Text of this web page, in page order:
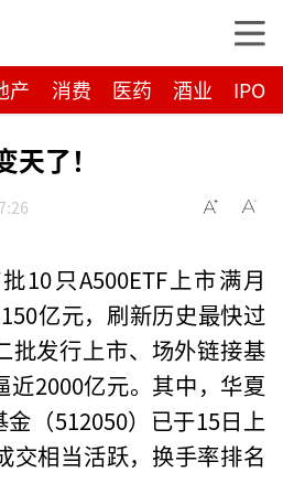
产 消费 医药 酒业 IPO
了！
10只A500ETF上市满月
亿元，刷新历史最快过
批发行上市、场外链接基
近2000亿元。其中，华夏
金（512050）已于15日上
交相当活跃，换手率排名